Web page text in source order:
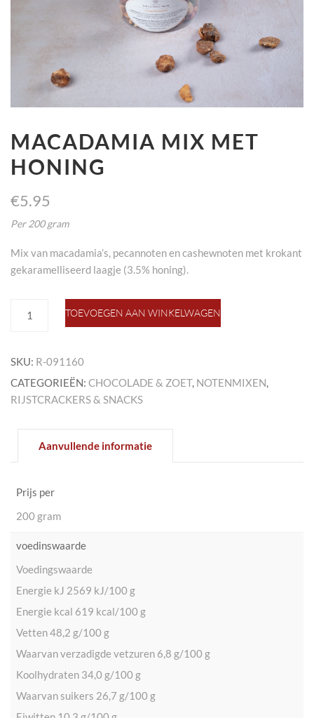
MACADAMIA MIX MET
HONING
€5.95
Per 200 gram
Mix van macadamia’s, pecannoten en cashewnoten met krokant
gekaramelliseerd laagje (3.5% honing).
aantal
TOEVOEGEN AAN WINKELWAGEN
SKU: R-091160
CATEGORIEËN: CHOCOLADE & ZOET, NOTENMIXEN,
RIJSTCRACKERS & SNACKS
Aanvullende informatie
Prijs per
200 gram
voedinswaarde
Voedingswaarde
Energie kJ 2569 kJ/100 g
Energie kcal 619 kcal/100 g
Vetten 48,2 g/100 g
Waarvan verzadigde vetzuren 6,8 g/100 g
Koolhydraten 34,0 g/100 g
Waarvan suikers 26,7 g/100 g